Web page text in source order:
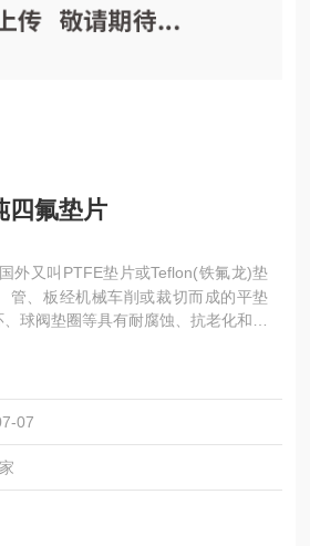
四氟垫片
外又叫PTFE垫片或Teflon(铁氟龙)垫
管、板经机械车削或裁切而成的平垫
球阀垫圈等具有耐腐蚀、抗老化和不
07